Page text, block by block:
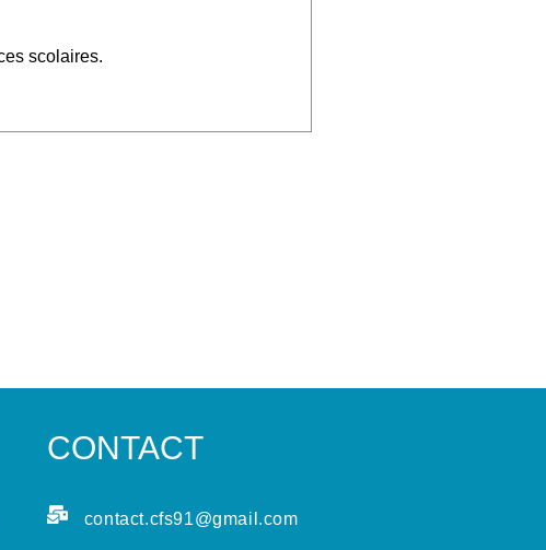
scolaires.
CONTACT
contact.cfs91@gmail.com